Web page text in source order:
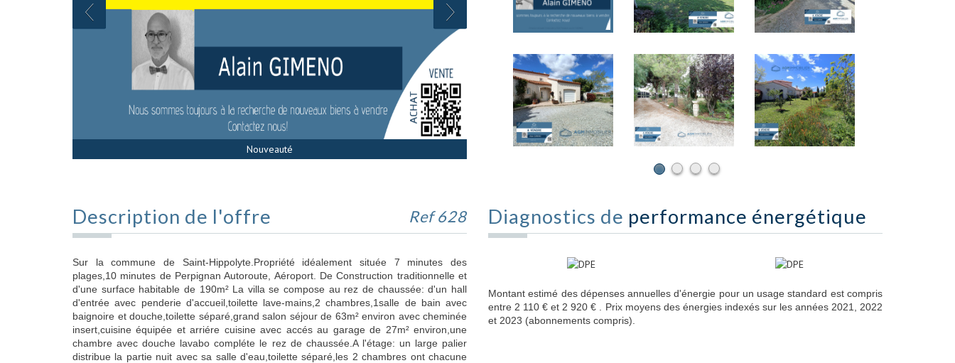
Sous Offre
Nouveauté
Description de l'offre Ref 628
Sur la commune de Saint-Hippolyte.Propriété idéalement située 7 minutes des
plages,10 minutes de Perpignan Autoroute, Aéroport. De Construction traditionnelle et
d'une surface habitable de 190m² La villa se compose au rez de chaussée: d'un hall
d'entrée avec penderie d'accueil,toilette lave-mains,2 chambres,1salle de bain avec
baignoire et douche,toilette séparé,grand salon séjour de 63m² environ avec cheminée
insert,cuisine équipée et arriére cuisine avec accés au garage de 27m² environ,une
chambre avec douche lavabo compléte le rez de chaussée.A l'étage: un large palier
distribue la partie nuit avec sa salle d'eau,toilette séparé,les 2 chambres ont chacune
Diagnostics de performance énergétique
Montant estimé des dépenses annuelles d'énergie pour un usage standard est compris
entre 2 110 € et 2 920 € . Prix moyens des énergies indexés sur les années 2021, 2022
et 2023 (abonnements compris).